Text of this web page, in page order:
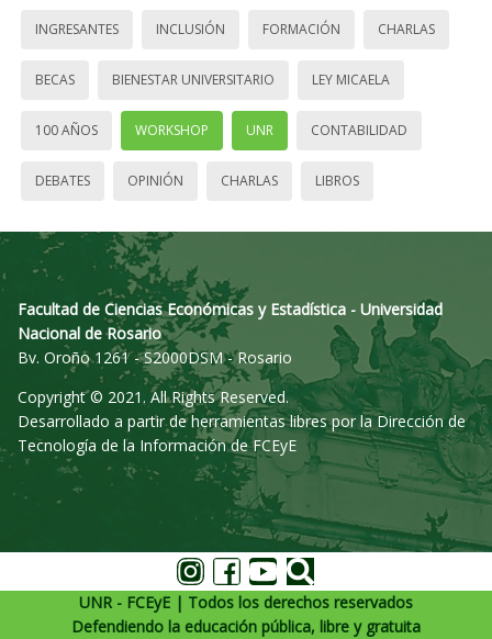
INGRESANTES INCLUSIÓN FORMACIÓN CHARLAS
BECAS BIENESTAR UNIVERSITARIO LEY MICAELA
100 AÑOS WORKSHOP UNR CONTABILIDAD
DEBATES OPINIÓN CHARLAS LIBROS
Facultad de Ciencias Económicas y Estadística - Universidad
Nacional de Rosario
Bv. Oroño 1261 - S2000DSM - Rosario
Copyright © 2021. All Rights Reserved.
Desarrollado a partir de herramientas libres por la Dirección de
Tecnología de la Información de FCEyE
UNR - FCEyE | Todos los derechos reservados
Defendiendo la educación pública, libre y gratuita